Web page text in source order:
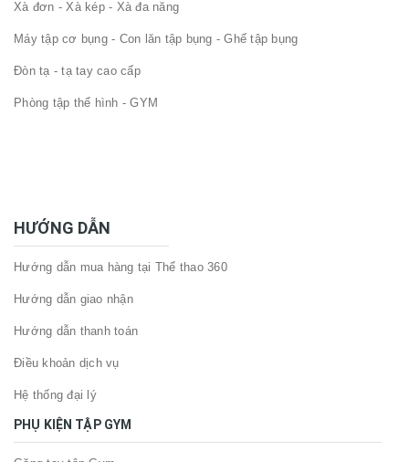
Xà đơn - Xà kép - Xà đa năng
Máy tập cơ bụng - Con lăn tập bụng - Ghế tập bụng
Đòn tạ - tạ tay cao cấp
Phòng tập thể hình - GYM
HƯỚNG DẪN
Hướng dẫn mua hàng tại Thể thao 360
Hướng dẫn giao nhận
Hướng dẫn thanh toán
Điều khoản dịch vụ
Hệ thống đại lý
PHỤ KIỆN TẬP GYM